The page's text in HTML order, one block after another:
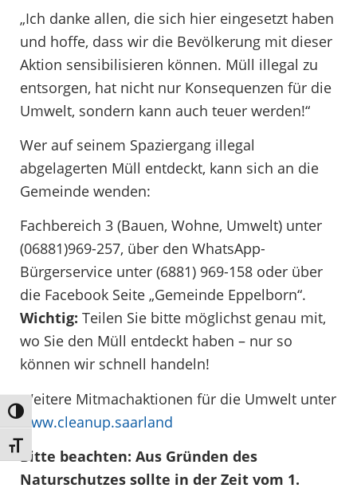
Umschalten auf hohe Kontraste
Schrift vergrößern
„Ich danke allen, die sich hier eingesetzt haben
und hoffe, dass wir die Bevölkerung mit dieser
Aktion sensibilisieren können. Müll illegal zu
entsorgen, hat nicht nur Konsequenzen für die
Umwelt, sondern kann auch teuer werden!“
Wer auf seinem Spaziergang illegal
abgelagerten Müll entdeckt, kann sich an die
Gemeinde wenden:
Fachbereich 3 (Bauen, Wohne, Umwelt) unter
(06881)969-257, über den WhatsApp-
Bürgerservice unter (6881) 969-158 oder über
die Facebook Seite „Gemeinde Eppelborn“.
Wichtig: Teilen Sie bitte möglichst genau mit,
wo Sie den Müll entdeckt haben – nur so
können wir schnell handeln!
Weitere Mitmachaktionen für die Umwelt unter
www.cleanup.saarland
Bitte beachten: Aus Gründen des
Naturschutzes sollte in der Zeit vom 1.